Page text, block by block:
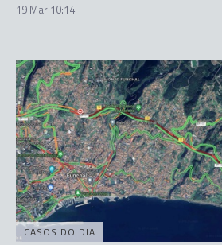
19 Mar 10:14
CASOS DO DIA